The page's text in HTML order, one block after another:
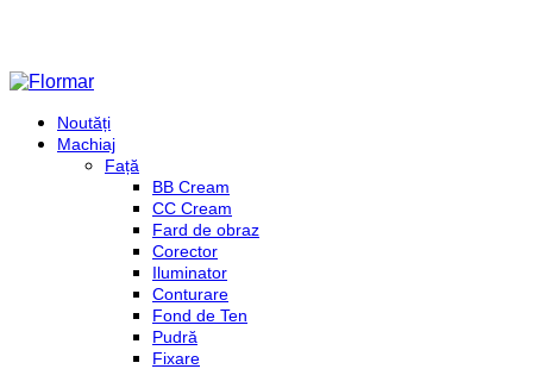
Noutăți
Machiaj
Față
BB Cream
CC Cream
Fard de obraz
Corector
Iluminator
Conturare
Fond de Ten
Pudră
Fixare